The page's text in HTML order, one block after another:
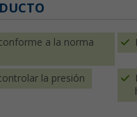
a la norma
la presión